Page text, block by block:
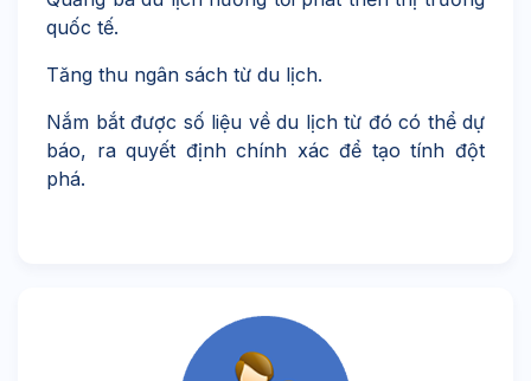
quốc tế.
Tăng thu ngân sách từ du lịch.
Nắm bắt được số liệu về du lịch từ đó có thể dự
báo, ra quyết định chính xác để tạo tính đột
phá.